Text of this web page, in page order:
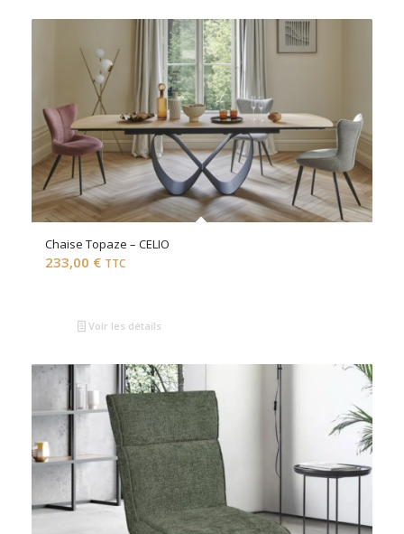
Chaise Topaze – CELIO
233,00 € TTC
Voir les détails